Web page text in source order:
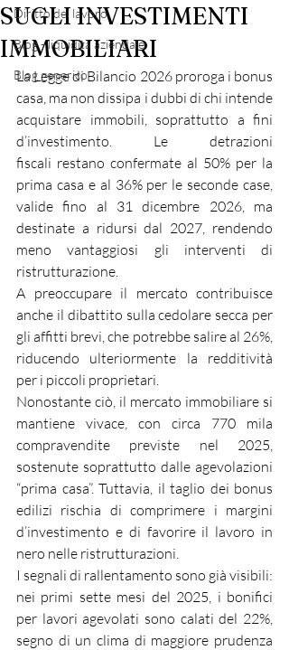
Diritto del lavoro
Blog - liquidità aziendale
Blog generico
SUGLI INVESTIMENTI
IMMOBILIARI
La Legge di Bilancio 2026 proroga i bonus
casa, ma non dissipa i dubbi di chi intende
acquistare immobili, soprattutto a fini
d’investimento. Le detrazioni
fiscali restano confermate al 50% per la
prima casa e al 36% per le seconde case,
valide fino al 31 dicembre 2026, ma
destinate a ridursi dal 2027, rendendo
meno vantaggiosi gli interventi di
ristrutturazione.
A preoccupare il mercato contribuisce
anche il dibattito sulla cedolare secca per
gli affitti brevi, che potrebbe salire al 26%,
riducendo ulteriormente la redditività
per i piccoli proprietari.
Nonostante ciò, il mercato immobiliare si
mantiene vivace, con circa 770 mila
compravendite previste nel 2025,
sostenute soprattutto dalle agevolazioni
“prima casa”. Tuttavia, il taglio dei bonus
edilizi rischia di comprimere i margini
d’investimento e di favorire il lavoro in
nero nelle ristrutturazioni.
I segnali di rallentamento sono già visibili:
nei primi sette mesi del 2025, i bonifici
per lavori agevolati sono calati del 22%,
segno di un clima di maggiore prudenza